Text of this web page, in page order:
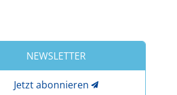
NEWSLETTER
Jetzt abonnieren